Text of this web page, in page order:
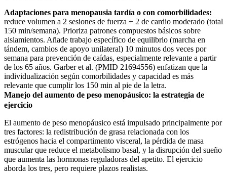
Adaptaciones para menopausia tardía o con comorbilidades:
reduce volumen a 2 sesiones de fuerza + 2 de cardio moderado (total
150 min/semana). Prioriza patrones compuestos básicos sobre
aislamientos. Añade trabajo específico de equilibrio (marcha en
tándem, cambios de apoyo unilateral) 10 minutos dos veces por
semana para prevención de caídas, especialmente relevante a partir
de los 65 años. Garber et al. (PMID 21694556) enfatizan que la
individualización según comorbilidades y capacidad es más
relevante que cumplir los 150 min al pie de la letra.
Manejo del aumento de peso menopáusico: la estrategia de
ejercicio
El aumento de peso menopáusico está impulsado principalmente por
tres factores: la redistribución de grasa relacionada con los
estrógenos hacia el compartimento visceral, la pérdida de masa
muscular que reduce el metabolismo basal, y la disrupción del sueño
que aumenta las hormonas reguladoras del apetito. El ejercicio
aborda los tres, pero requiere plazos realistas.